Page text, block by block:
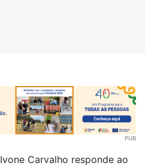
PUB
Ivone Carvalho responde ao